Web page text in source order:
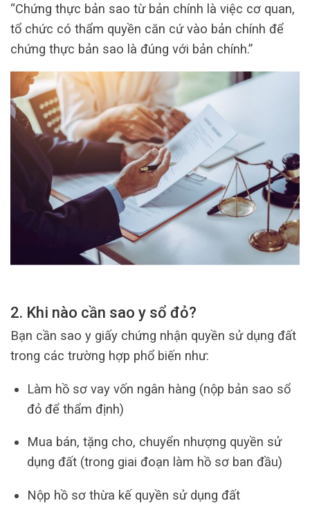
“Chứng thực bản sao từ bản chính là việc cơ quan,
tổ chức có thẩm quyền căn cứ vào bản chính để
chứng thực bản sao là đúng với bản chính.”
2. Khi nào cần sao y sổ đỏ?
Bạn cần sao y giấy chứng nhận quyền sử dụng đất
trong các trường hợp phổ biến như:
Làm hồ sơ vay vốn ngân hàng (nộp bản sao sổ
đỏ để thẩm định)
Mua bán, tặng cho, chuyển nhượng quyền sử
dụng đất (trong giai đoạn làm hồ sơ ban đầu)
Nộp hồ sơ thừa kế quyền sử dụng đất